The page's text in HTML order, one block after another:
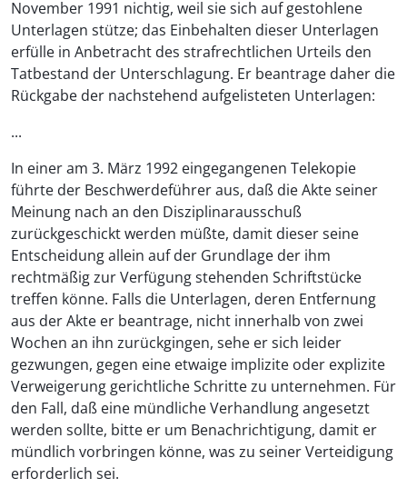
November 1991 nichtig, weil sie sich auf gestohlene
Unterlagen stütze; das Einbehalten dieser Unterlagen
erfülle in Anbetracht des strafrechtlichen Urteils den
Tatbestand der Unterschlagung. Er beantrage daher die
Rückgabe der nachstehend aufgelisteten Unterlagen:
...
In einer am 3. März 1992 eingegangenen Telekopie
führte der Beschwerdeführer aus, daß die Akte seiner
Meinung nach an den Disziplinarausschuß
zurückgeschickt werden müßte, damit dieser seine
Entscheidung allein auf der Grundlage der ihm
rechtmäßig zur Verfügung stehenden Schriftstücke
treffen könne. Falls die Unterlagen, deren Entfernung
aus der Akte er beantrage, nicht innerhalb von zwei
Wochen an ihn zurückgingen, sehe er sich leider
gezwungen, gegen eine etwaige implizite oder explizite
Verweigerung gerichtliche Schritte zu unternehmen. Für
den Fall, daß eine mündliche Verhandlung angesetzt
werden sollte, bitte er um Benachrichtigung, damit er
mündlich vorbringen könne, was zu seiner Verteidigung
erforderlich sei.